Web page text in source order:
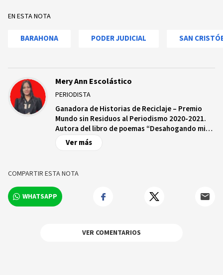
EN ESTA NOTA
BARAHONA PODER JUDICIAL SAN
Mery Ann Escolástico
PERIODISTA
Ganadora de Historias de Reciclaje – Premio
Mundo sin Residuos al Periodismo 2020-2021.
Autora del libro de poemas “Desahogando mis
deseos”. Periodista, Fotoperiodista,
Corresponsal de Eventos, Abogada y Docente
Ver más
COMPARTIR ESTA NOTA
WHATSAPP
VER COMENTARIOS